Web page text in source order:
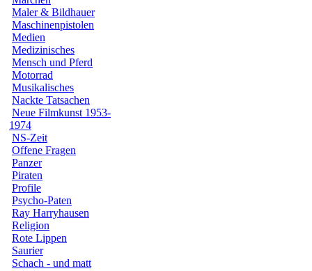
Maler & Bildhauer
Maschinenpistolen
Medien
Medizinisches
Mensch und Pferd
Motorrad
Musikalisches
Nackte Tatsachen
Neue Filmkunst 1953-
1974
NS-Zeit
Offene Fragen
Panzer
Piraten
Profile
Psycho-Paten
Ray Harryhausen
Religion
Rote Lippen
Saurier
Schach - und matt